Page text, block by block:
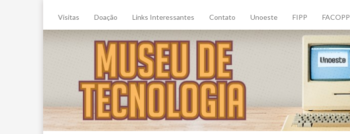
Visitas Doação Links Interessantes Contato Unoeste FIPP FACOPP